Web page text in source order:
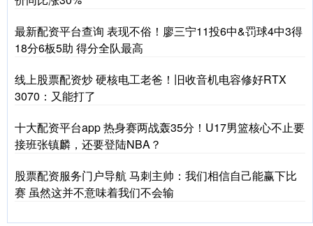
最新配资平台查询 表现不俗！廖三宁11投6中&罚球4中3得
18分6板5助 得分全队最高
线上股票配资炒 硬核电工老爸！旧收音机电容修好RTX
3070：又能打了
十大配资平台app 热身赛两战轰35分！U17男篮核心不止要
接班张镇麟，还要登陆NBA？
股票配资服务门户导航 马刺主帅：我们相信自己能赢下比
赛 虽然这并不意味着我们不会输